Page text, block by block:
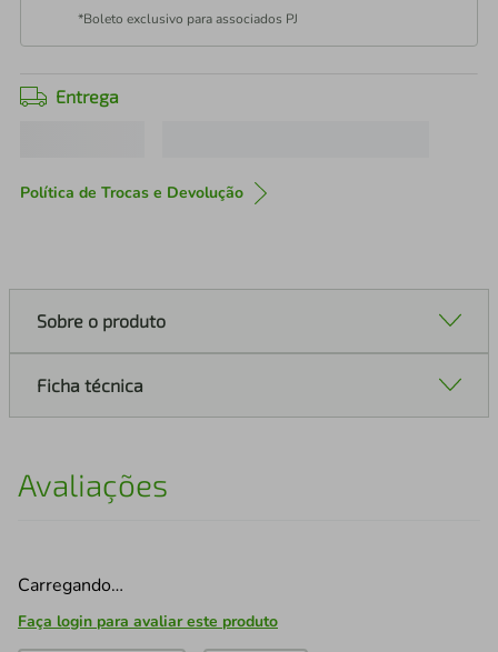
*Boleto exclusivo para associados PJ
Entrega
Política de Trocas e Devolução
Sobre o produto
Ficha técnica
Avaliações
Carregando…
Faça login para avaliar este produto